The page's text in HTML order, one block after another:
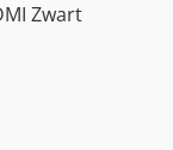
Zwart